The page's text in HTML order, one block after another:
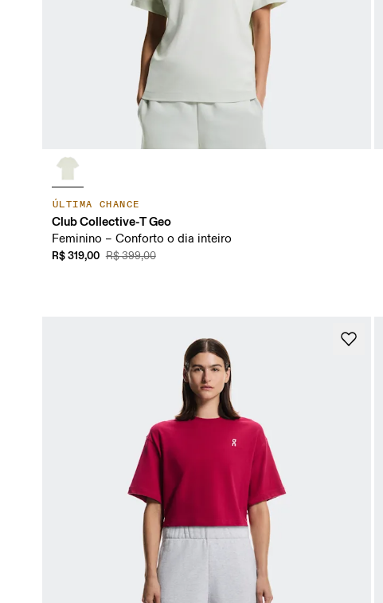
ÚLTIMA CHANCE
Club Collective-T Geo
Feminino – Conforto o dia inteiro
R$ 319,00 R$ 399,00